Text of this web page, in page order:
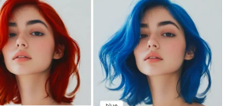
Kling 2.6 Motion Control Veo 3.1
2.6 Pro Kling 2.1 Master Hailuo 2.3